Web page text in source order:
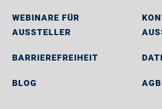
WEBINARE FÜR
AUSSTELLER
BARRIEREFREIHEIT
BLOG AGB